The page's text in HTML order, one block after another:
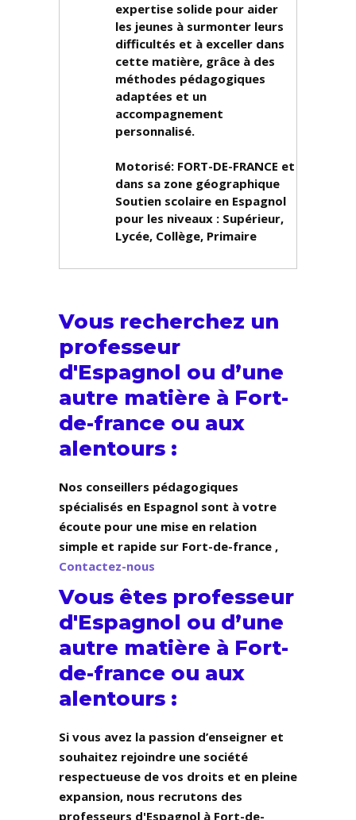
expertise solide pour aider
les jeunes à surmonter leurs
difficultés et à exceller dans
cette matière, grâce à des
méthodes pédagogiques
adaptées et un
accompagnement
personnalisé.
Motorisé: FORT-DE-FRANCE et
dans sa zone géographique
Soutien scolaire en Espagnol
pour les niveaux : Supérieur,
Lycée, Collège, Primaire
Vous recherchez un
professeur
d'Espagnol ou d’une
autre matière à Fort-
de-france ou aux
alentours :
Nos conseillers pédagogiques
spécialisés en Espagnol sont à votre
écoute pour une mise en relation
simple et rapide sur Fort-de-france ,
Contactez-nous
Vous êtes professeur
d'Espagnol ou d’une
autre matière à Fort-
de-france ou aux
alentours :
Si vous avez la passion d’enseigner et
souhaitez rejoindre une société
respectueuse de vos droits et en pleine
expansion, nous recrutons des
professeurs d'Espagnol à Fort-de-